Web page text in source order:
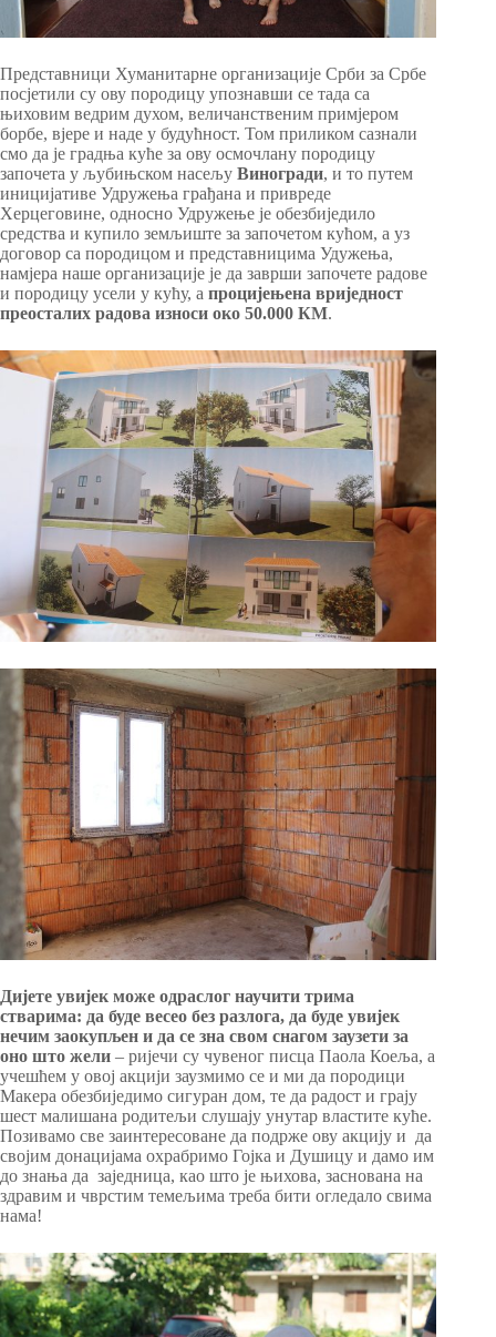
Представници Хуманитарне организације Срби за Србе
посјетили су ову породицу упознавши се тада са
њиховим ведрим духом, величанственим примјером
борбе, вјере и наде у будућност. Том приликом сазнали
смо да је градња куће за ову осмочлану породицу
започета у љубињском насељу Виногради, и то путем
иницијативе Удружења грађана и привреде
Херцеговине, односно Удружење је обезбиједило
средства и купило земљиште за започетом кућом, а уз
договор са породицом и представницима Удужења,
намјера наше организације је да заврши започете радове
и породицу усели у кућу, а процијењена вриједност
преосталих радова износи око 50.000 КМ.
Дијете увијек може одраслог научити трима
стварима: да буде весео без разлога, да буде увијек
нечим заокупљен и да се зна свом снагом заузети за
оно што жели – ријечи су чувеног писца Паола Коеља, а
учешћем у овој акцији заузмимо се и ми да породици
Макера обезбиједимо сигуран дом, те да радост и грају
шест малишана родитељи слушају унутар властите куће.
Позивамо све заинтересоване да подрже ову акцију и да
својим донацијама охрабримо Гојка и Душицу и дамо им
до знања да заједница, као што је њихова, заснована на
здравим и чврстим темељима треба бити огледало свима
нама!